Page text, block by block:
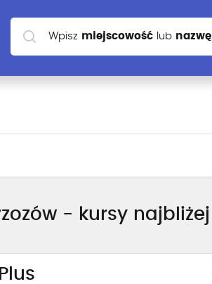
Wpisz miejscowość lub nazwę
szkoły
- kursy najbliżej